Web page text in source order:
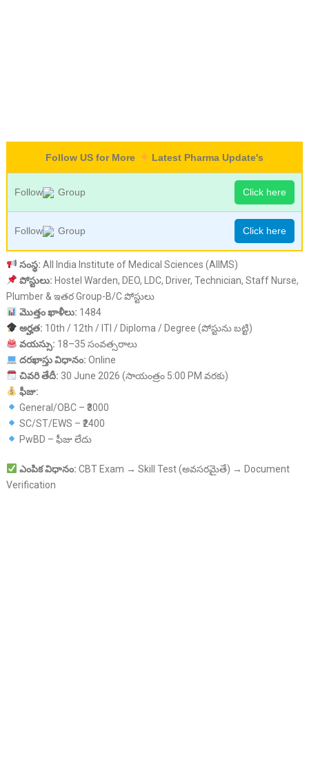
Follow US for More Latest Pharma Update's
Follow Group Click here
Follow Group Click here
సంస్థ: All India Institute of Medical Sciences (AIIMS)
పోస్టులు: Hostel Warden, DEO, LDC, Driver, Technician, Staff Nurse,
Plumber & ఇతర Group-B/C పోస్టులు
మొత్తంఖాళీలు: 1484
అర్హత: 10th / 12th / ITI / Diploma / Degree (పోస్టును బట్టి)
వయస్సు: 18–35 సంవత్సరాలు
దరఖాస్తువిధానం: Online
చివరితేదీ: 30 June 2026 (సాయంత్రం 5:00 PM వరకు)
ఫీజు:
General/OBC – ₹3000
SC/ST/EWS – ₹2400
PwBD – ఫీజు లేదు
ఎంపికవిధానం: CBT Exam → Skill Test (అవసరమైతే) → Document
Verification